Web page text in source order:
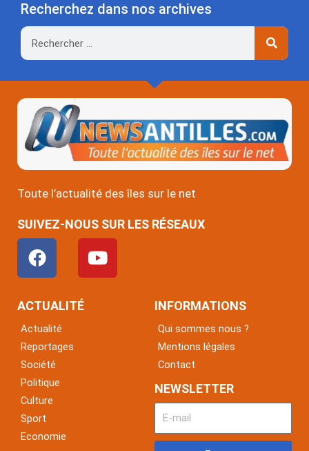
Recherchez dans nos archives
Rechercher
Toute l’actualité des îles sur le net
SUIVEZ-NOUS SUR LES RÉSEAUX
F
a
c
e
o
o
k
Y
o
u
ACTUALITÉ
Actualité
Reportages
Société
Politique
Culture
Sport
Economie
INFORMATIONS
Qui sommes nous ?
Mentions légales
Contact
NEWSLETTER